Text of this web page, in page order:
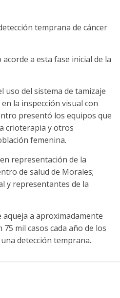
temprana de cáncer
a esta fase inicial de la
uso del sistema de tamizaje
la inspección visual con
presentó los equipos que
crioterapia y otros
femenina.
representación de la
de salud de Morales;
y representantes de la
a aproximadamente
mil casos cada año de los
detección temprana.